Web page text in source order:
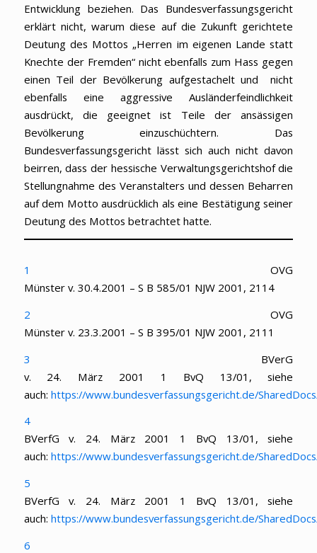
Entwicklung beziehen. Das Bundesverfassungsgericht
erklärt nicht, warum diese auf die Zukunft gerichtete
Deutung des Mottos „Herren im eigenen Lande statt
Knechte der Fremden“ nicht ebenfalls zum Hass gegen
einen Teil der Bevölkerung aufgestachelt und nicht
ebenfalls eine aggressive Ausländerfeindlichkeit
ausdrückt, die geeignet ist Teile der ansässigen
Bevölkerung einzuschüchtern. Das
Bundesverfassungsgericht lässt sich auch nicht davon
beirren, dass der hessische Verwaltungsgerichtshof die
Stellungnahme des Veranstalters und dessen Beharren
auf dem Motto ausdrücklich als eine Bestätigung seiner
Deutung des Mottos betrachtet hatte.
1
OVG
Münster v. 30.4.2001 – S B 585/01 NJW 2001, 2114
2 OVG
Münster v. 23.3.2001 – S B 395/01 NJW 2001, 2111
3 BVerG
v. 24. März 2001 1 BvQ 13/01, siehe
auch: https://www.bundesverfassungsgericht.de/
4
BVerfG v. 24. März 2001 1 BvQ 13/01, siehe
auch: https://www.bundesverfassungsgericht.de/
5
BVerfG v. 24. März 2001 1 BvQ 13/01, siehe
auch: https://www.bundesverfassungsgericht.de/
6